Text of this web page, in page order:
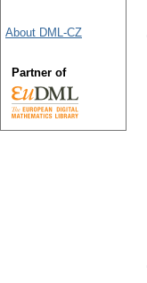
About DML-CZ
Partner of